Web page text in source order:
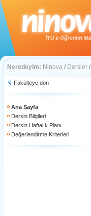
Neredeyim: Ninova / Dersler /
Fakülteye dön
Ana Sayfa
Dersin Bilgileri
Dersin Haftalık Planı
Değerlendirme Kriterleri